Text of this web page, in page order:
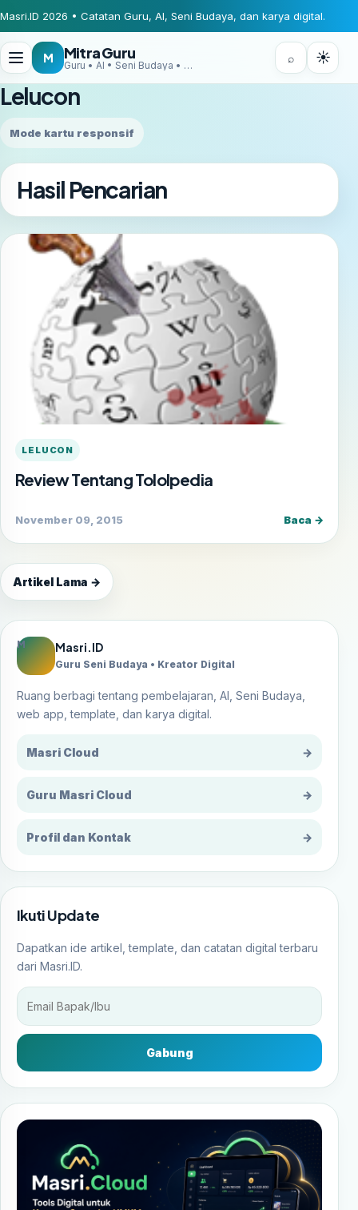
Masri.ID 2026 • Catatan Guru, AI, Seni Budaya, dan karya digital.
M Mitra Guru
Guru • AI • Seni Budaya • Digital Creator
⌕ ☀
Lelucon
Mode kartu responsif
Hasil Pencarian
LELUCON
Review Tentang Tololpedia
November 09, 2015 Baca →
Artikel Lama →
M Masri.ID
Guru Seni Budaya • Kreator Digital
Ruang berbagi tentang pembelajaran, AI, Seni Budaya,
web app, template, dan karya digital.
Masri Cloud →
Guru Masri Cloud →
Profil dan Kontak →
Ikuti Update
Dapatkan ide artikel, template, dan catatan digital terbaru
dari Masri.ID.
Gabung